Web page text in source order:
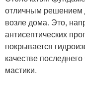
отличным решением
возле дома. Это,
антисептических
покрывается
качестве
мастики.